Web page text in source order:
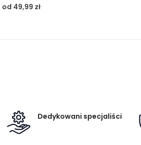
od 49,99 zł
Dedykowani specjaliści